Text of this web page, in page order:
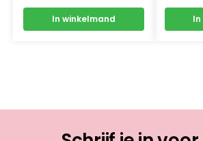
In winkelmand